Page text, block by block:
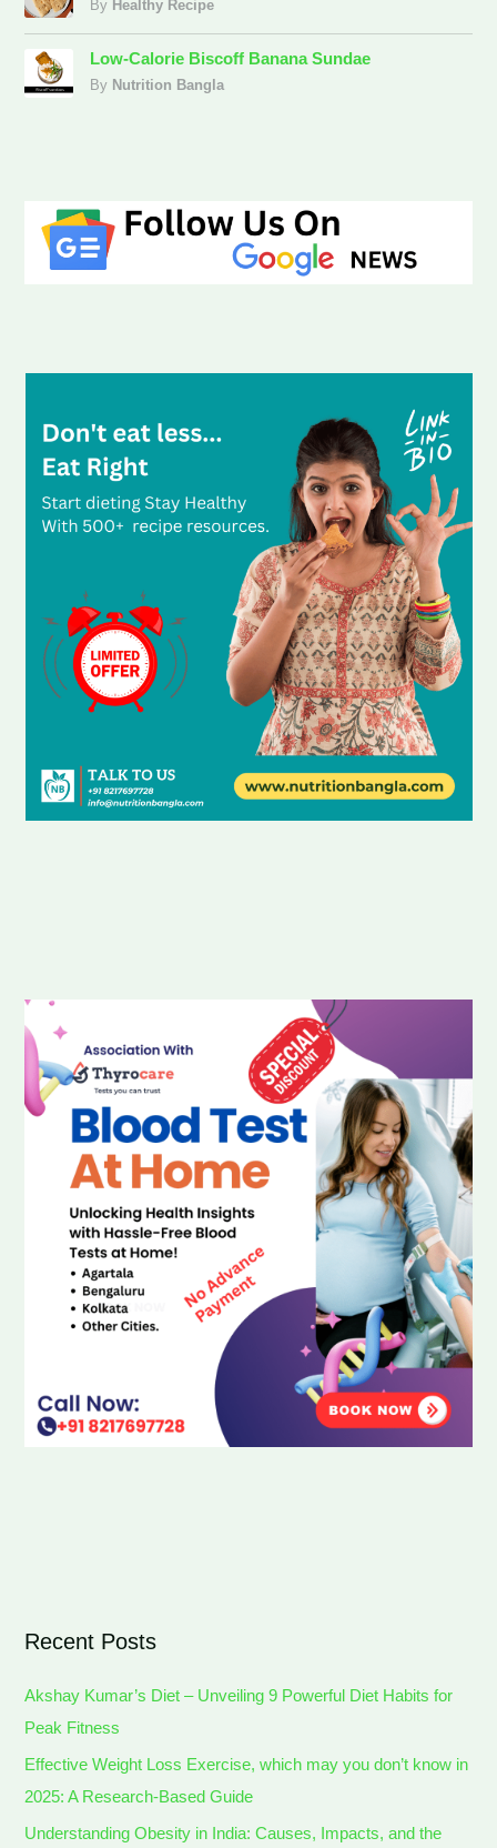
By Healthy Recipe
Low-Calorie Biscoff Banana Sundae
By Nutrition Bangla
Recent Posts
Akshay Kumar’s Diet – Unveiling 9 Powerful Diet Habits for
Peak Fitness
Effective Weight Loss Exercise, which may you don’t know in
2025: A Research-Based Guide
Understanding Obesity in India: Causes, Impacts, and the